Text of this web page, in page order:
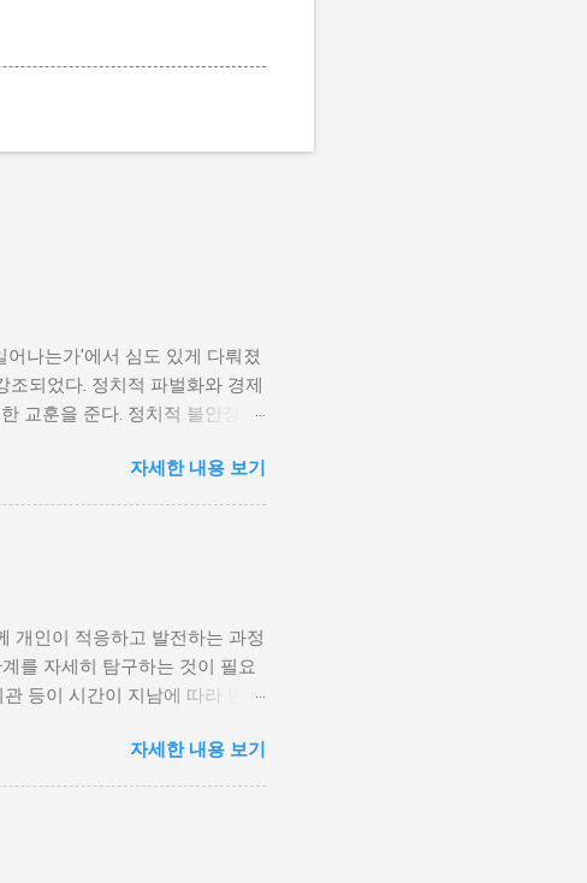
나는가'에서 심도 있게 다뤄졌
되었다. 정치적 파벌화와 경제
교훈을 준다. 정치적 불안정성
로 인해 내전의 위험이 증가한
무장 세력에 참여하거나 반정
는 종종 내전이 발발했던 예가
키고, 시민들의 목소리가 공정
상황은 종종 특정 집단의 정치
균형하게 이루어지고, 실업률은
택을 고려하게 된다. 경제적
다. 군사적 갈등과 내전의 불씨
나 외부 세력이 개입하게 되면
라 성격이 다르지만, 이들은 종
자세한 내용 보기
개인이 적응하고 발전하는 과정
를 자세히 탐구하는 것이 필요
등이 시간이 지남에 따라 변화
들어, 산업 혁명은 사람들이 일
또한 변화할 수밖에 없었다.
신기술의 발전으로 인해 원거
인 시장에서도 활발히 활동할
자세한 내용 보기